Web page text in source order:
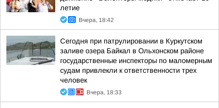
летие
Вчера, 18:42
Сегодня при патрулировании в Куркутском
заливе озера Байкал в Ольхонском районе
государственные инспекторы по маломерным
судам привлекли к ответственности трех
человек
Вчера, 18:33